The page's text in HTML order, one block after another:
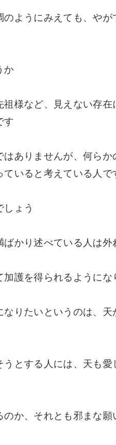
ようにみえても、やが
か
様など、見えない存在
す
ありませんが、何らか
いると考えている人で
ょう
かり述べている人は外
護を得られるようにな
りたいというのは、天
とする人には、天も愛
か、それとも邪まな願